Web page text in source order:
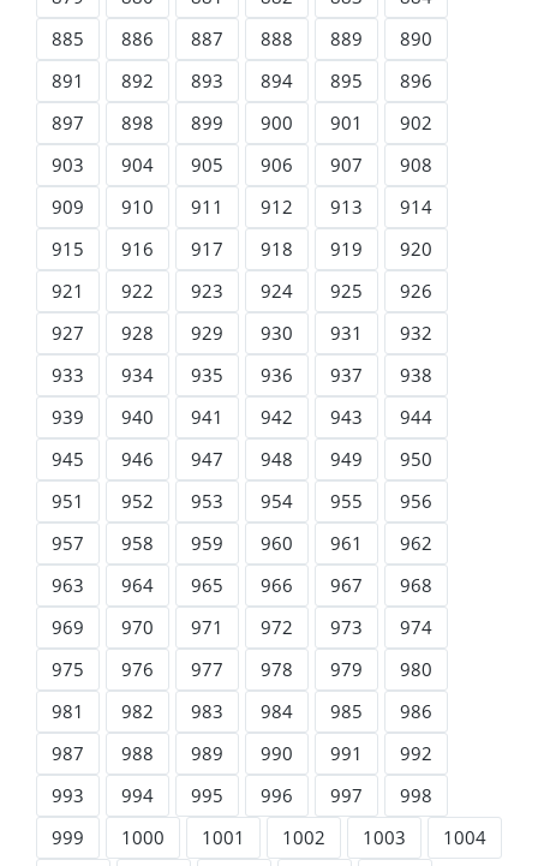
885
886 887 888 889
890
891
892 893 894 895
896
897
898 899 900 901
902
903
904 905 906 907
908
909
910 911 912 913
914
915
916 917 918 919
920
921
922 923 924 925
926
927
928 929 930 931
932
933
934 935 936 937
938
939
940 941 942 943
944
945
946 947 948 949
950
951
952 953 954 955
956
957
958 959 960 961
962
963
964 965 966 967
968
969
970 971 972 973
974
975
976 977 978 979
980
981
982 983 984 985
986
987
988 989 990 991
992
993
994 995 996 997
998
999
1000 1001 1002 1003
1004